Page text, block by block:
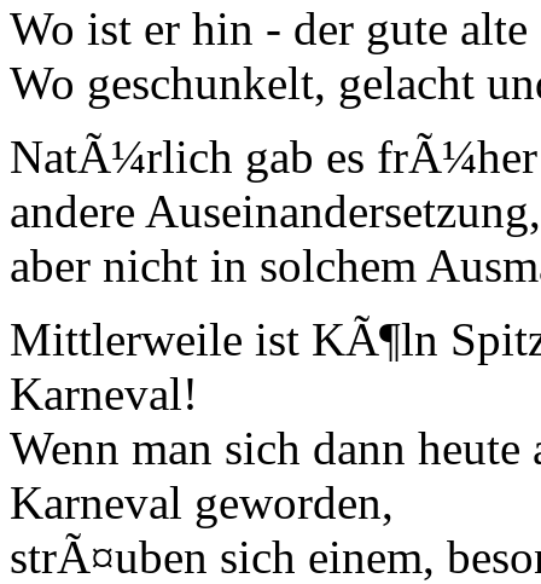
Wo ist er hin - der gute
Wo geschunkelt, gelacht
NatÃ¼rlich gab es frÃ¼her
andere Auseinandersetzung,
aber nicht in solchem
Mittlerweile ist KÃ¶ln
Karneval!
Wenn man sich dann
Karneval geworden,
strÃ¤uben sich einem,